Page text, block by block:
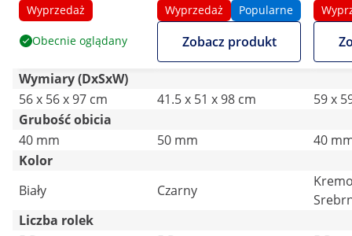
mm - 150 kg - białe
Wyprzedaż
Obecnie oglądany
- 150 kg - czarne
Wyprzedaż Popularne
Zobacz produkt
51-65
Wymiary (DxSxW)
56 x 56 x 97 cm
41.5 x 51 x 98 cm
59 x
Grubość obicia
40 mm
50 mm
40
Kolor
Biały
Czarny
Liczba rolek